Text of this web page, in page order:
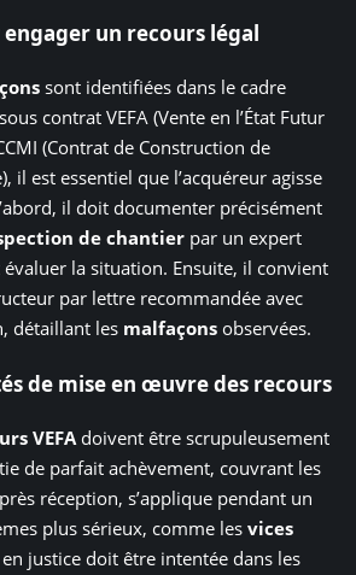
engager un recours légal
sont identifiées dans le cadre
contrat VEFA (Vente en l’État Futur
(Contrat de Construction de
il est essentiel que l’acquéreur agisse
il doit documenter précisément
de chantier par un expert
la situation. Ensuite, il convient
par lettre recommandée avec
détaillant les malfaçons observées.
de mise en œuvre des recours
VEFAdoivent être scrupuleusement
de parfait achèvement, couvrant les
réception, s’applique pendant un
plus sérieux, comme les vices
justice doit être intentée dans les